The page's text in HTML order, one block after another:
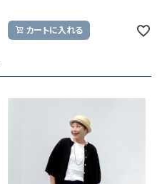
カートに入れる